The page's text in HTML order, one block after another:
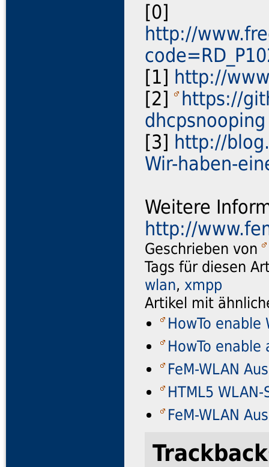
[0]
http://
[1] http://
[2] https://
dhcpsnooping
[3] http://
Wir-haben-
Weitere
http://
Geschrieben von
Tags für diesen
wlan, xmpp
Artikel mit
HowTo
HowTo
FeM-WLAN
HTML5
FeM-WLAN